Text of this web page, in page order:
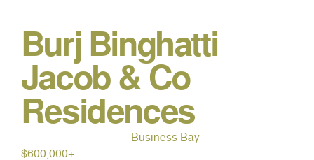
Burj Binghatti
Jacob & Co
Residences
Business Bay
$600,000+